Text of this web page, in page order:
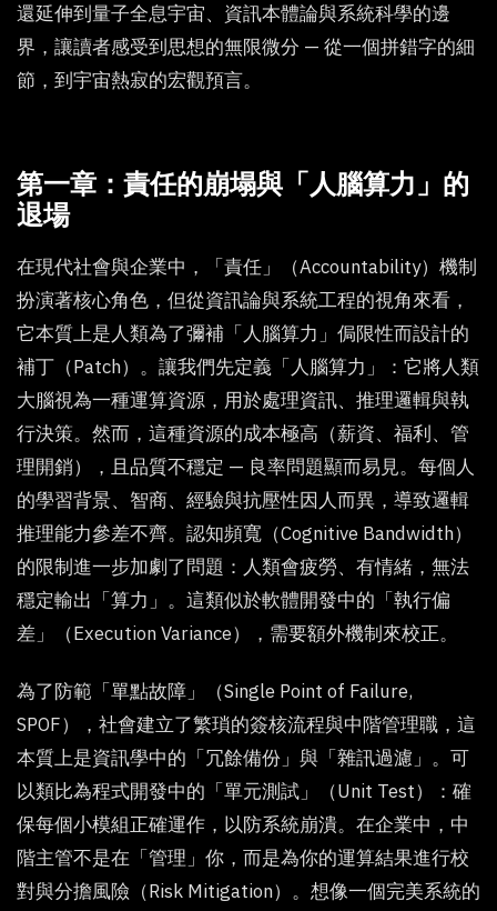
還延伸到量子全息宇宙、資訊本體論與系統科學的邊
界，讓讀者感受到思想的無限微分 — 從一個拼錯字的細
節，到宇宙熱寂的宏觀預言。
第一章：責任的崩塌與「人腦算力」的
退場
在現代社會與企業中，「責任」（Accountability）機制
扮演著核心角色，但從資訊論與系統工程的視角來看，
它本質上是人類為了彌補「人腦算力」侷限性而設計的
補丁（Patch）。讓我們先定義「人腦算力」：它將人類
大腦視為一種運算資源，用於處理資訊、推理邏輯與執
行決策。然而，這種資源的成本極高（薪資、福利、管
理開銷），且品質不穩定 — 良率問題顯而易見。每個人
的學習背景、智商、經驗與抗壓性因人而異，導致邏輯
推理能力參差不齊。認知頻寬（Cognitive Bandwidth）
的限制進一步加劇了問題：人類會疲勞、有情緒，無法
穩定輸出「算力」。這類似於軟體開發中的「執行偏
差」（Execution Variance），需要額外機制來校正。
為了防範「單點故障」（Single Point of Failure,
SPOF），社會建立了繁瑣的簽核流程與中階管理職，這
本質上是資訊學中的「冗餘備份」與「雜訊過濾」。可
以類比為程式開發中的「單元測試」（Unit Test）：確
保每個小模組正確運作，以防系統崩潰。在企業中，中
階主管不是在「管理」你，而是為你的運算結果進行校
對與分擔風險（Risk Mitigation）。想像一個完美系統的